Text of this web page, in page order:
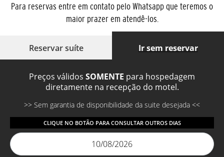
Para reservas entre em contato pelo Whatsapp que teremos o
maior prazer em atendê-los.
Reservar suíte Ir sem reservar
Preços válidos SOMENTE para hospedagem
diretamente na recepção do motel.
Sem garantia de disponibilidade da suite desejada
CLIQUE NO BOTÃO PARA CONSULTAR OUTROS DIAS
10/08/2026